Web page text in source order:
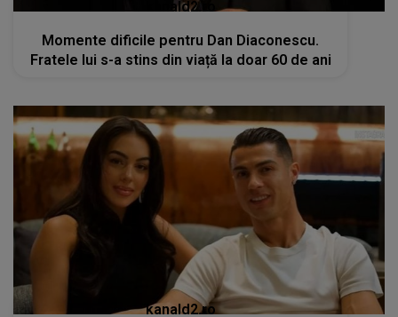
kanald2.ro
Momente dificile pentru Dan Diaconescu.
Fratele lui s-a stins din viață la doar 60 de ani
kanald2.ro